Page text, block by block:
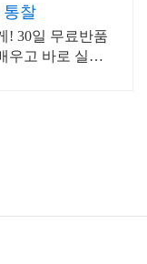
통찰
! 30일 무료반품
우고 바로 실천!